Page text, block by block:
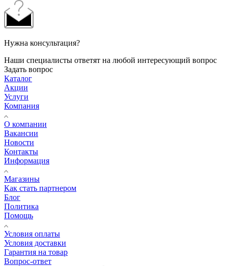
Нужна консультация?
Наши специалисты ответят на любой интересующий вопрос
Задать вопрос
Каталог
Акции
Услуги
Компания
О компании
Вакансии
Новости
Контакты
Информация
Магазины
Как стать партнером
Блог
Политика
Помощь
Условия оплаты
Условия доставки
Гарантия на товар
Вопрос-ответ